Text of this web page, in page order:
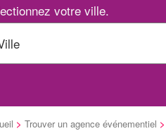
votre ville.
> Trouver un agence événementiel >